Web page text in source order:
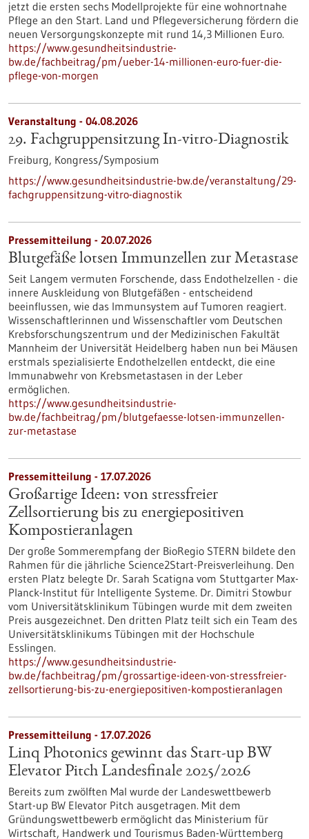
jetzt die ersten sechs Modellprojekte für eine wohnortnahe
Pflege an den Start. Land und Pflegeversicherung fördern die
neuen Versorgungskonzepte mit rund 14,3 Millionen Euro.
https://www.gesundheitsindustrie-
bw.de/fachbeitrag/pm/ueber-14-millionen-euro-fuer-die-
pflege-von-morgen
Veranstaltung - 04.08.2026
29. Fachgruppensitzung In-vitro-Diagnostik
Freiburg, Kongress/Symposium
https://www.gesundheitsindustrie-bw.de/veranstaltung/29-
fachgruppensitzung-vitro-diagnostik
Pressemitteilung - 20.07.2026
Blutgefäße lotsen Immunzellen zur Metastase
Seit Langem vermuten Forschende, dass Endothelzellen - die
innere Auskleidung von Blutgefäßen - entscheidend
beeinflussen, wie das Immunsystem auf Tumoren reagiert.
Wissenschaftlerinnen und Wissenschaftler vom Deutschen
Krebsforschungszentrum und der Medizinischen Fakultät
Mannheim der Universität Heidelberg haben nun bei Mäusen
erstmals spezialisierte Endothelzellen entdeckt, die eine
Immunabwehr von Krebsmetastasen in der Leber
ermöglichen.
https://www.gesundheitsindustrie-
bw.de/fachbeitrag/pm/blutgefaesse-lotsen-immunzellen-
zur-metastase
Pressemitteilung - 17.07.2026
Großartige Ideen: von stressfreier
Zellsortierung bis zu energiepositiven
Kompostieranlagen
Der große Sommerempfang der BioRegio STERN bildete den
Rahmen für die jährliche Science2Start-Preisverleihung. Den
ersten Platz belegte Dr. Sarah Scatigna vom Stuttgarter Max-
Planck-Institut für Intelligente Systeme. Dr. Dimitri Stowbur
vom Universitätsklinikum Tübingen wurde mit dem zweiten
Preis ausgezeichnet. Den dritten Platz teilt sich ein Team des
Universitätsklinikums Tübingen mit der Hochschule
Esslingen.
https://www.gesundheitsindustrie-
bw.de/fachbeitrag/pm/grossartige-ideen-von-stressfreier-
zellsortierung-bis-zu-energiepositiven-kompostieranlagen
Pressemitteilung - 17.07.2026
Linq Photonics gewinnt das Start-up BW
Elevator Pitch Landesfinale 2025/2026
Bereits zum zwölften Mal wurde der Landeswettbewerb
Start-up BW Elevator Pitch ausgetragen. Mit dem
Gründungswettbewerb ermöglicht das Ministerium für
Wirtschaft, Handwerk und Tourismus Baden-Württemberg